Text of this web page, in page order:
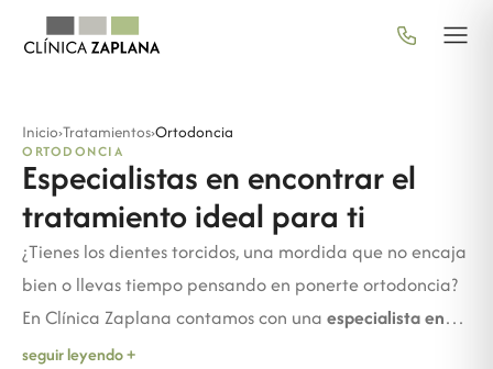
Inicio›Tratamientos›Ortodoncia
ORTODONCIA
Especialistas en encontrar el
tratamiento ideal para ti
¿Tienes los dientes torcidos, una mordida que no encaja
bien o llevas tiempo pensando en ponerte ortodoncia?
En Clínica Zaplana contamos con una especialista en
ortodonciaymás de 10 años de experiencia
seguir leyendo +